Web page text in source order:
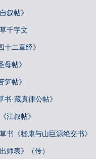
叙帖》
千字文
十二章经》
母帖》
笋帖》
书·藏真律公帖》
江叔帖》
书《嵇康与山巨源绝交书》
师表》（传）